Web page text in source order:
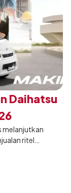
Daihatsu
melanjutkan
ritel
tumbuh
lalu sebanyak
Juni 2026 lalu.